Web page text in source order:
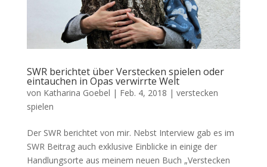
SWR berichtet über Verstecken spielen oder
eintauchen in Opas verwirrte Welt
von Katharina Goebel | Feb. 4, 2018 | verstecken
spielen
Der SWR berichtet von mir. Nebst Interview gab es im
SWR Beitrag auch exklusive Einblicke in einige der
Handlungsorte aus meinem neuen Buch „Verstecken